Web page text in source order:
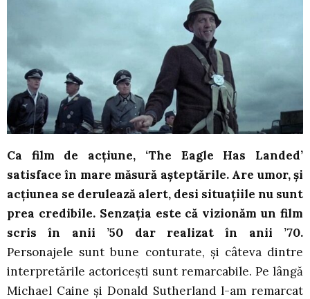
Ca film de acțiune, ‘The Eagle Has Landed’
satisface în mare măsură așteptările. Are umor, și
acțiunea se derulează alert, desi situațiile nu sunt
prea credibile. Senzația este că vizionăm un film
scris în anii ’50 dar realizat în anii ’70.
Personajele sunt bune conturate, și câteva dintre
interpretările actoricești sunt remarcabile. Pe lângă
Michael Caine și Donald Sutherland l-am remarcat